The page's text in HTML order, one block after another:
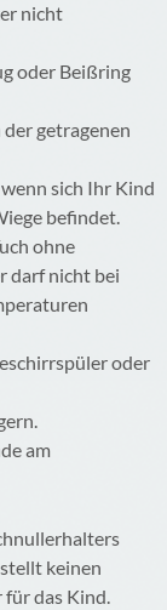
nicht
oder Beißring
getragenen
sich Ihr Kind
befindet.
ohne
darf nicht bei
oder
am
keinen
für das Kind.